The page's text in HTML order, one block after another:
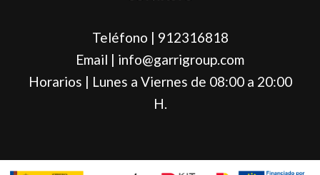
k
a
m
n
Teléfono | 912316818
Email | info@garrigroup.com
Horarios | Lunes a Viernes de 08:00 a 20:00
H.